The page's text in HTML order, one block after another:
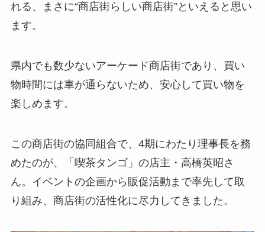
れる、まさに“商店街らしい商店街”といえると思い
ます。
県内でも数少ないアーケード商店街であり、買い
物時間には車が通らないため、安心して買い物を
楽しめます。
この商店街の協同組合で、4期にわたり理事長を務
めたのが、「喫茶タンゴ」の店主・高橋英昭さ
ん。イベントの企画から販促活動まで率先して取
り組み、商店街の活性化に尽力してきました。